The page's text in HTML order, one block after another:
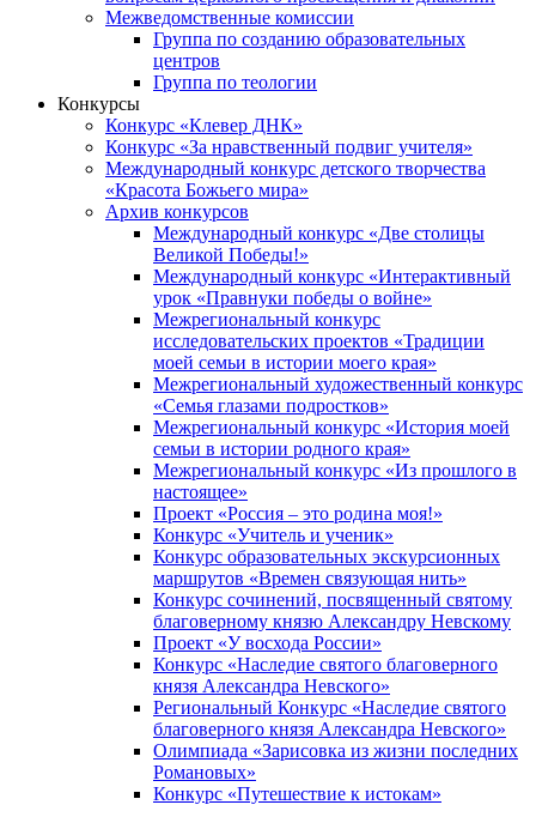
Межведомственные комиссии
Группа по созданию образовательных
центров
Группа по теологии
Конкурсы
Конкурс «Клевер ДНК»
Конкурс «За нравственный подвиг учителя»
Международный конкурс детского творчества
«Красота Божьего мира»
Архив конкурсов
Международный конкурс «Две столицы
Великой Победы!»
Международный конкурс «Интерактивный
урок «Правнуки победы о войне»
Межрегиональный конкурс
исследовательских проектов «Традиции
моей семьи в истории моего края»
Межрегиональный художественный конкурс
«Семья глазами подростков»
Межрегиональный конкурс «История моей
семьи в истории родного края»
Межрегиональный конкурс «Из прошлого в
настоящее»
Проект «Россия – это родина моя!»
Конкурс «Учитель и ученик»
Конкурс образовательных экскурсионных
маршрутов «Времен связующая нить»
Конкурс сочинений, посвященный святому
благоверному князю Александру Невскому
Проект «У восхода России»
Конкурс «Наследие святого благоверного
князя Александра Невского»
Региональный Конкурс «Наследие святого
благоверного князя Александра Невского»
Олимпиада «Зарисовка из жизни последних
Романовых»
Конкурс «Путешествие к истокам»